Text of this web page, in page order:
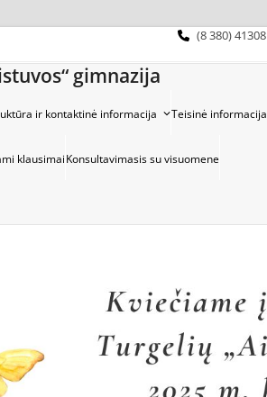
(8 380) 41308
gimnazija
ir kontaktinė informacija Teisinė informacija
klausimaiKonsultavimasis su visuomene